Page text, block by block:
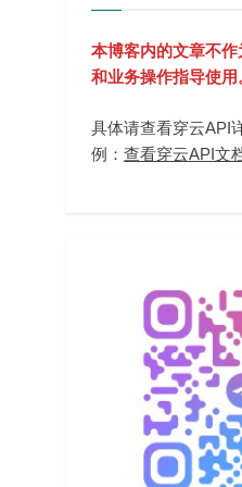
本博客内的文章不
和业务操作指导使用
具体请查看穿云API
例： 查看穿云API文